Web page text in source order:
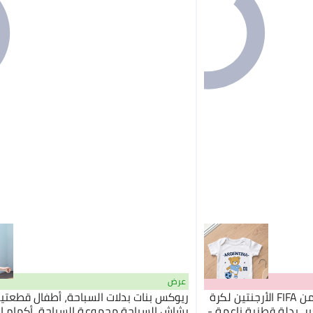
Nurtur أفرول أطفال مطبوع من FIFA الأرجنتين لكرة
عرض
ريوكس بنات بدلات السباحة، أطفال